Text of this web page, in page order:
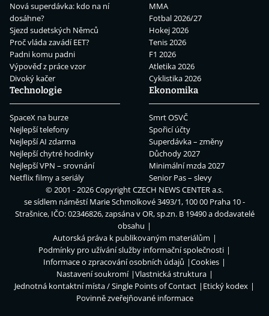
Nová superdávka: kdo na ní
dosáhne?
Sjezd sudetských Němců
Proč vláda zavádí EET?
Padni komu padni
Výpověď z práce vzor
Divoký kačer
MMA
Fotbal 2026/27
Hokej 2026
Tenis 2026
F1 2026
Atletika 2026
Cyklistika 2026
Technologie
SpaceX na burze
Nejlepší telefony
Nejlepší AI zdarma
Nejlepší chytré hodinky
Nejlepší VPN – srovnání
Netflix filmy a seriály
Ekonomika
Smrt OSVČ
Spořicí účty
Superdávka – změny
Důchody 2027
Minimální mzda 2027
Senior Pas – slevy
© 2001 - 2026 CopyrightCZECH NEWS CENTER a.s.
se sídlem náměstí Marie Schmolkové 3493/1, 100 00 Praha 10 -
Strašnice, IČO: 02346826, zapsána v OR, sp.zn. B 19490 a dodavatelé
obsahu
Autorská práva k publikovaným materiálům
Podmínky pro užívání služby informační společnosti
Informace o zpracování osobních údajů
Cookies
Nastavení soukromí
Vlastnická struktura
Jednotná kontaktní místa / Single Points of Contact
Etický kodex
Povinně zveřejňované informace